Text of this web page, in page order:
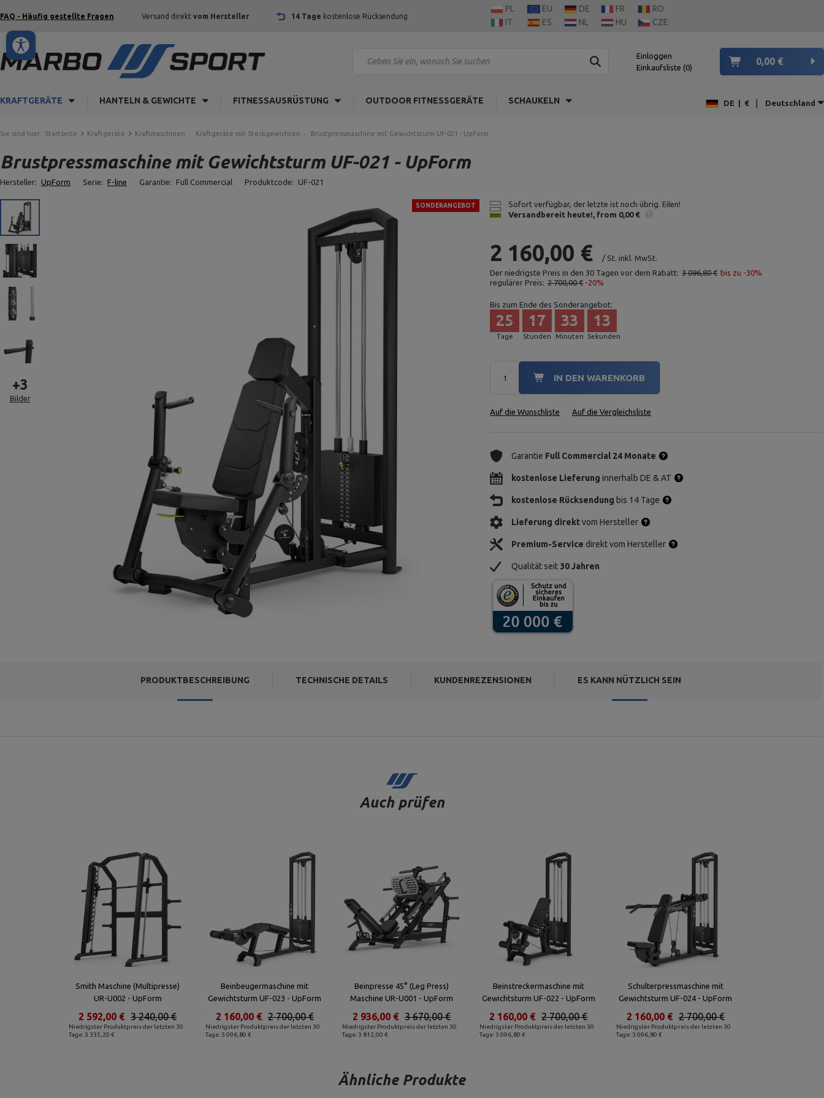
FAQ - Häufig gestellte Fragen Versand direkt vom Hersteller 14 Tage kostenlose Rücksendung
PL EU DE FR
RO
IT
ES NL HU CZE
Einloggen
Einkaufsliste 0
0,00 €
KRAFTGERÄTE HANTELN & GEWICHTE FITNESSAUSRÜSTUNG OUTDOOR FITNESSGERÄTE SCHAUKELN DE € | Deutschland
Sie sind hier: Startseite Kraftgeräte Kraftmaschinen Kraftgeräte mit Steckgewichten Brustpressmaschine mit Gewichtsturm UF-021 - UpForm
Brustpressmaschine mit Gewichtsturm UF-021 - UpForm
Hersteller: UpForm Serie: F-line Garantie: Full Commercial Produktcode: UF-021
+3
Bilder
SONDERANGEBOT
Sofort verfügbar, der letzte ist noch übrig. Eilen!
Versandbereit heute! from 0,00 €
2 160,00 € / St. inkl. MwSt.
Der niedrigste Preis in den 30 Tagen vor dem Rabatt: 3 096,80 € bis zu -30%
regulärer Preis: 2 700,00 € -20%
Bis zum Ende des Sonderangebot:
Tage
25
Stunden
17
Minuten
33
Sekunden
12
IN DEN WARENKORB
Auf die Wunschliste Auf die Vergleichsliste
Garantie Full Commercial 24 Monate
kostenlose Lieferung innerhalb DE & AT
kostenlose Rücksendung bis 14 Tage
Lieferung direktvom Hersteller
Premium-Service direkt vom Hersteller
Qualität seit 30 Jahren
PRODUKTBESCHREIBUNG TECHNISCHE DETAILS KUNDENREZENSIONEN ES KANN NÜTZLICH SEIN
Auch prüfen
Smith Maschine (Multipresse)
UR-U002 - UpForm
Niedrigster Produktpreis der letzten 30
Tage: 3 335,20 €
3 240,00 €
2 592,00 €
Beinbeugermaschine mit
Gewichtsturm UF-023 - UpForm
Niedrigster Produktpreis der letzten 30
Tage: 3 096,80 €
2 700,00 €
2 160,00 €
Beinpresse 45° (Leg Press)
Maschine UR-U001 - UpForm
Niedrigster Produktpreis der letzten 30
Tage: 3 812,00 €
3 670,00 €
2 936,00 €
Beinstreckermaschine mit
Gewichtsturm UF-022 - UpForm
Niedrigster Produktpreis der letzten 30
Tage: 3 096,80 €
2 700,00 €
2 160,00 €
Schulterpressmaschine mit
Gewichtsturm UF-024 - UpForm
Niedrigster Produktpreis der letzten 30
Tage: 3 096,80 €
2 700,00 €
2 160,00 €
Ähnliche Produkte